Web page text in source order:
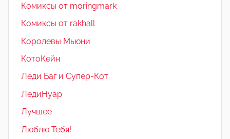
Комиксы от moringmark
Комиксы от rakhall
Королевы Мьюни
КотоКейн
Леди Баг и Супер-Кот
ЛедиНуар
Лучшее
Люблю Тебя!